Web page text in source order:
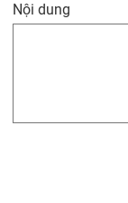
Nội dung